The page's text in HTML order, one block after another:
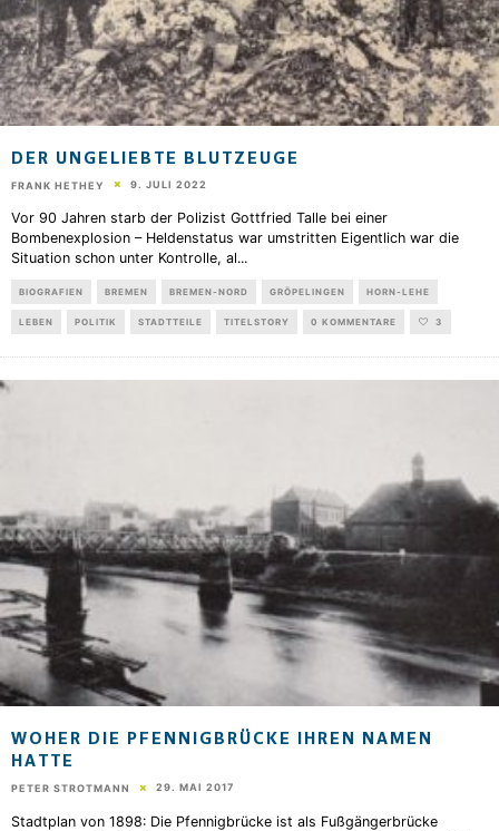
DER UNGELIEBTE BLUTZEUGE
FRANK HETHEY 9. JULI 2022
Vor 90 Jahren starb der Polizist Gottfried Talle bei einer
Bombenexplosion – Heldenstatus war umstritten Eigentlich war die
Situation schon unter Kontrolle, al...
BIOGRAFIEN BREMEN BREMEN-NORD GRÖPELINGEN HORN-LEHE
LEBEN POLITIK STADTTEILE TITELSTORY 0 KOMMENTARE 3
WOHER DIE PFENNIGBRÜCKE IHREN NAMEN
HATTE
PETER STROTMANN 29. MAI 2017
Stadtplan von 1898: Die Pfennigbrücke ist als Fußgängerbrücke